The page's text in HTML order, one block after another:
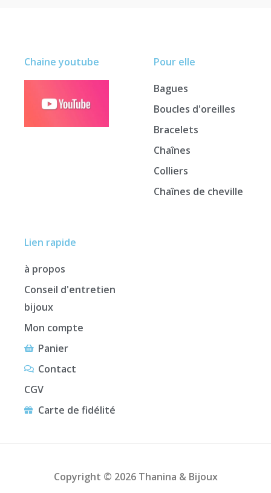
Lien rapide
à propos
Conseil d'entretien
bijoux
Mon compte
Panier
Contact
CGV
Carte de fidélité
Pour elle
Bagues
Boucles d'oreilles
Bracelets
Chaînes
Colliers
Chaînes de cheville
Chaine youtube
Copyright © 2026 Thanina & Bijoux